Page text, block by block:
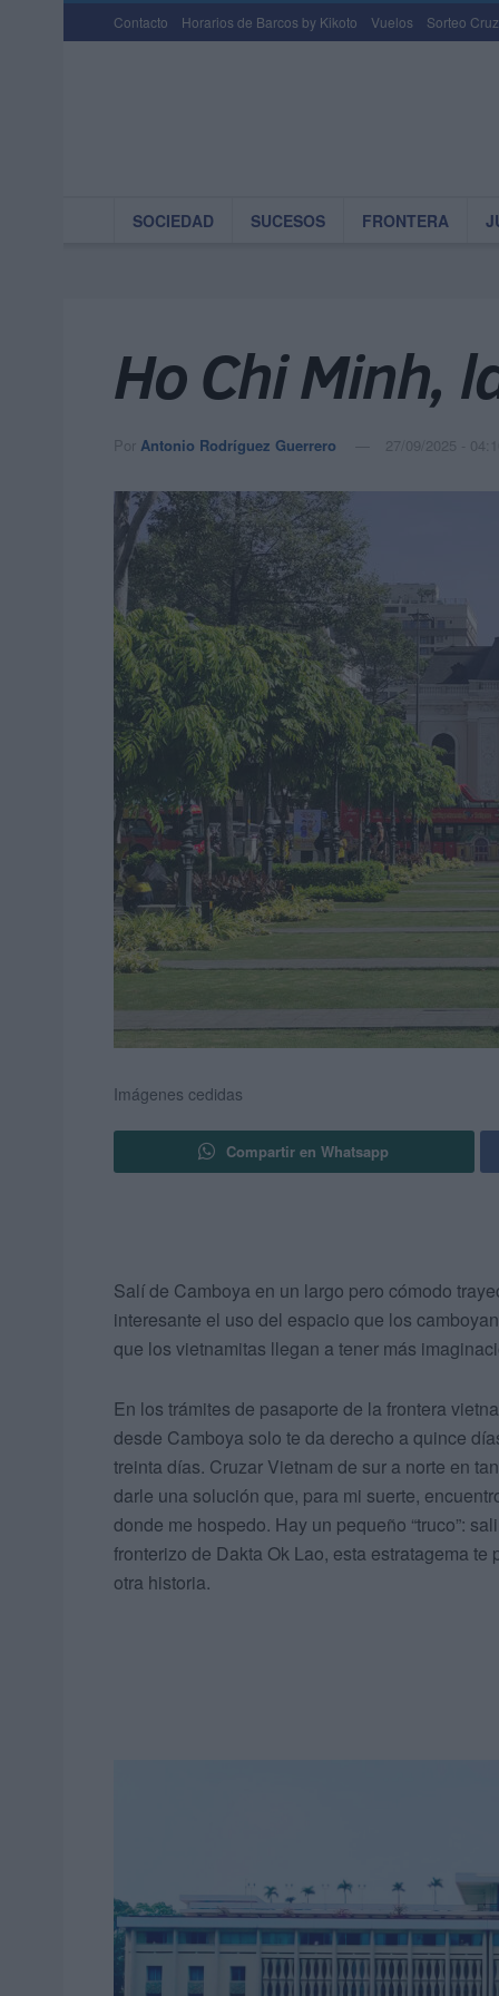
Contacto Horarios de Barcos by Kikoto Vuelos Sorteo
SOCIEDAD SUCESOS FRONTERA
Ho Chi Minh,
Por Antonio Rodríguez Guerrero 27/09/2025 - 04:10
Imágenes cedidas
Compartir en Whatsapp
Salí de Camboya en un largo pero cómodo
interesante el uso del espacio que los
que los vietnamitas llegan a tener más
En los trámites de pasaporte de la frontera
desde Camboya solo te da derecho a quince
treinta días. Cruzar Vietnam de sur a norte en
darle una solución que, para mi suerte,
donde me hospedo. Hay un pequeño “truco”:
fronterizo de Dakta Ok Lao, esta estratagema
otra historia.